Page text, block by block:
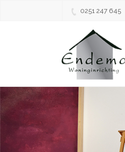
0251 247 645